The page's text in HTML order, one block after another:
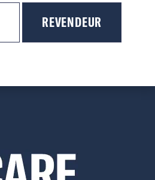
REVENDEUR